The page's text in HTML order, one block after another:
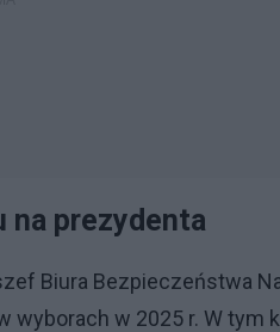
na prezydenta
Biura Bezpieczeństwa
wyborach w 2025 r. W